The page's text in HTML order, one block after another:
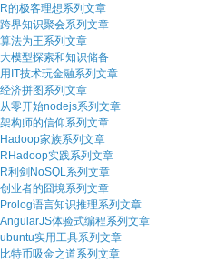
R的极客理想系列文章
跨界知识聚会系列文章
算法为王系列文章
大模型探索和知识储备
用IT技术玩金融系列文章
经济拼图系列文章
从零开始nodejs系列文章
架构师的信仰系列文章
Hadoop家族系列文章
RHadoop实践系列文章
R利剑NoSQL系列文章
创业者的囧境系列文章
Prolog语言知识推理系列文章
AngularJS体验式编程系列文章
ubuntu实用工具系列文章
比特币吸金之道系列文章